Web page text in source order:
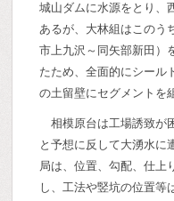
城山ダムに水源をとり、
あるが、大林組はこのう
市上九沢～同矢部新田）
たため、全面的にシール
の土留壁にセグメントを
相模原台は工場誘致が
と予想に反して大湧水に
局は、位置、勾配、仕上
し、工法や竪坑の位置等